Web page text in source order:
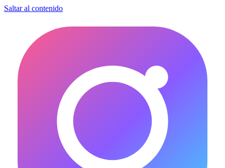
Saltar al contenido